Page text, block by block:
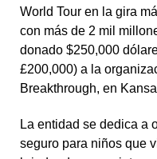
World Tour en la gira
con más de 2 mil
donado $250,000
£200,000) a la
Breakthrough, en
La entidad se dedica a
seguro para niños que